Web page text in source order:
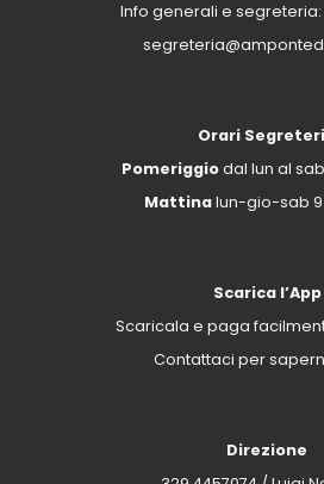
Info generali e segreteria:
Orari
Pomeriggiodal lun al
Mattinalun-gio-sab
Scarica l’App
Scaricala e paga
Contattaci per
Direzione